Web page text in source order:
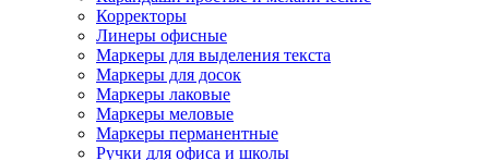
Корректоры
Линеры офисные
Маркеры для выделения текста
Маркеры для досок
Маркеры лаковые
Маркеры меловые
Маркеры перманентные
Ручки для офиса и школы